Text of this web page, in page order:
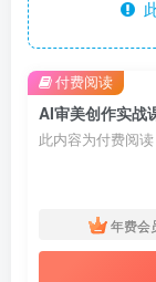
此
此内容为付费阅
年费会
付费阅读